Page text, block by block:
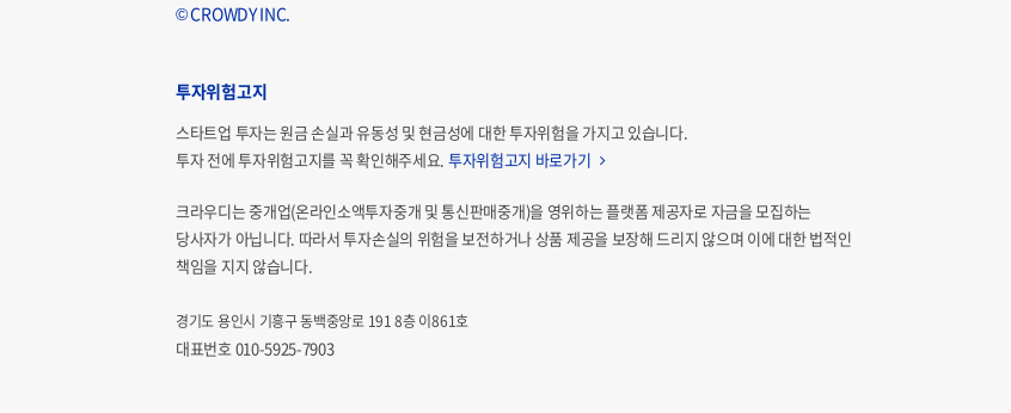
© CROWDY INC.
투자위험고지
스타트업 투자는 원금 손실과 유동성 및 현금성에 대한 투자위험을 가지고 있습니다.
투자 전에 투자위험고지를 꼭 확인해주세요. 투자위험고지 바로가기
크라우디는 중개업(온라인소액투자중개 및 통신판매중개)을 영위하는 플랫폼 제공자로 자금을 모집하는
당사자가 아닙니다. 따라서 투자손실의 위험을 보전하거나 상품 제공을 보장해 드리지 않으며 이에 대한 법적인
책임을 지지 않습니다.
경기도 용인시 기흥구 동백중앙로 191 8층 이861호
대표번호 010-5925-7903